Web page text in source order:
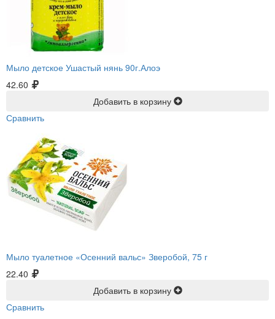
Мыло детское Ушастый нянь 90г.Алоэ
42.60
Добавить в корзину
Сравнить
Мыло туалетное «Осенний вальс» Зверобой, 75 г
22.40
Добавить в корзину
Сравнить